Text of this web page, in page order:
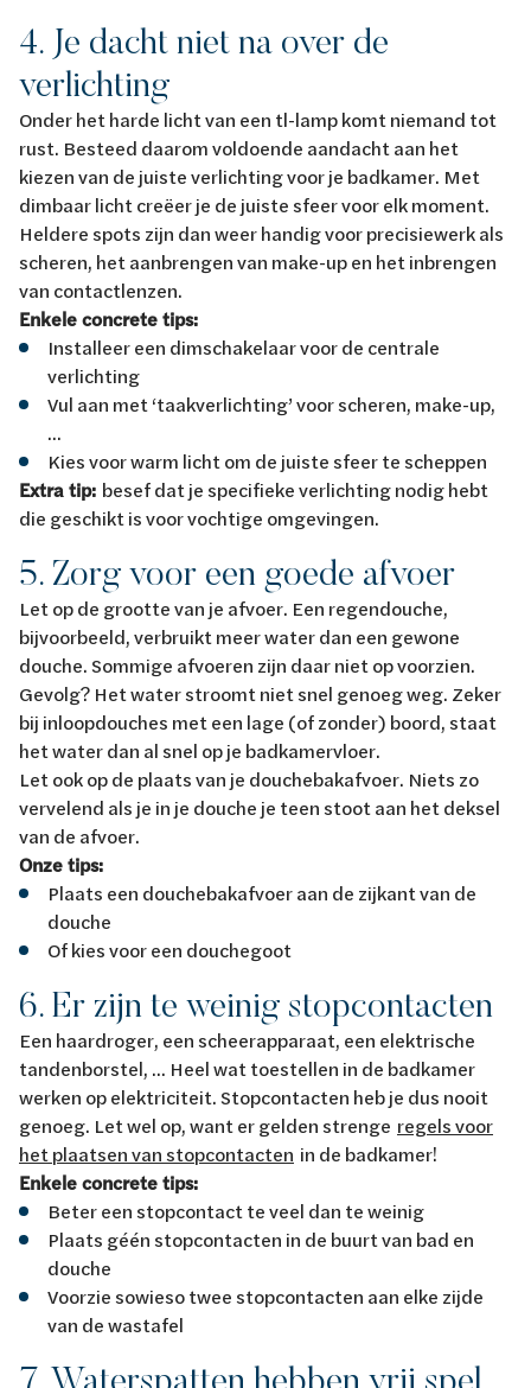
4. Je dacht niet na over de
verlichting
Onder het harde licht van een tl-lamp komt niemand tot
rust. Besteed daarom voldoende aandacht aan het
kiezen van de juiste verlichting voor je badkamer. Met
dimbaar licht creëer je de juiste sfeer voor elk moment.
Heldere spots zijn dan weer handig voor precisiewerk als
scheren, het aanbrengen van make-up en het inbrengen
van contactlenzen.
Enkele concrete tips:
Installeer een dimschakelaar voor de centrale
verlichting
Vul aan met ‘taakverlichting’ voor scheren, make-up,
...
Kies voor warm licht om de juiste sfeer te scheppen
Extra tip: besef dat je specifieke verlichting nodig hebt
die geschikt is voor vochtige omgevingen.
5. Zorg voor een goede afvoer
Let op de grootte van je afvoer. Een regendouche,
bijvoorbeeld, verbruikt meer water dan een gewone
douche. Sommige afvoeren zijn daar niet op voorzien.
Gevolg? Het water stroomt niet snel genoeg weg. Zeker
bij inloopdouches met een lage (of zonder) boord, staat
het water dan al snel op je badkamervloer.
Let ook op de plaats van je douchebakafvoer. Niets zo
vervelend als je in je douche je teen stoot aan het deksel
van de afvoer.
Onze tips:
Plaats een douchebakafvoer aan de zijkant van de
douche
Of kies voor een douchegoot
6. Er zijn te weinig stopcontacten
Een haardroger, een scheerapparaat, een elektrische
tandenborstel, ... Heel wat toestellen in de badkamer
werken op elektriciteit. Stopcontacten heb je dus nooit
genoeg. Let wel op, want er gelden strenge regels voor
het plaatsen van stopcontacten in de badkamer!
Enkele concrete tips:
Beter een stopcontact te veel dan te weinig
Plaats géén stopcontacten in de buurt van bad en
douche
Voorzie sowieso twee stopcontacten aan elke zijde
van de wastafel
7. Waterspatten hebben vrij spel